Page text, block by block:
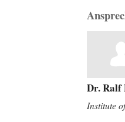
Dr. Ralf
Institute